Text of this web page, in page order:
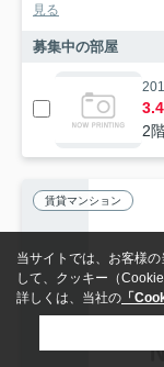
見る
募集中の部屋
201
2
賃貸マンション
当サイトでは、お客様
して、クッキー（
詳しくは、当社の 「